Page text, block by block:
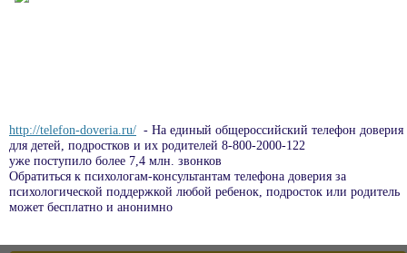
http://telefon-doveria.ru/ - На единый общероссийский телефон доверия
для детей, подростков и их родителей 8-800-2000-122
уже поступило более 7,4 млн. звонков
Обратиться к психологам-консультантам телефона доверия за
психологической поддержкой любой ребенок, подросток или родитель
может бесплатно и анонимно